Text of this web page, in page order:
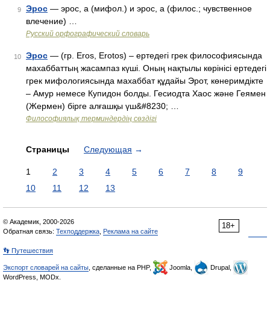
9 Эрос — эрос, а (мифол.) и эрос, а (филос.; чувственное
влечение) …
Русский орфографический словарь
10 Эрос — (гр. Еros, Еrotos) – ертедегі грек философиясында
махаббаттың жасампаз күші. Оның нақтылы көрінісі ертедегі
грек мифологиясында махаббат құдайы Эрот, көнеримдікте
– Амур немесе Купидон болды. Гесиодта Хаос және Геямен
(Жермен) бірге алғашқы үш&#8230; …
Философиялық терминдердің сөздігі
Страницы Следующая →
1 2 3 4 5 6 7 8
9
10
11 12 13
18+
© Академик, 2000-2026
Обратная связь: Техподдержка Реклама на сайте
👣 Путешествия
Экспорт словарей на сайты , сделанные на PHP, Joomla,
Drupal,
WordPress, MODx.